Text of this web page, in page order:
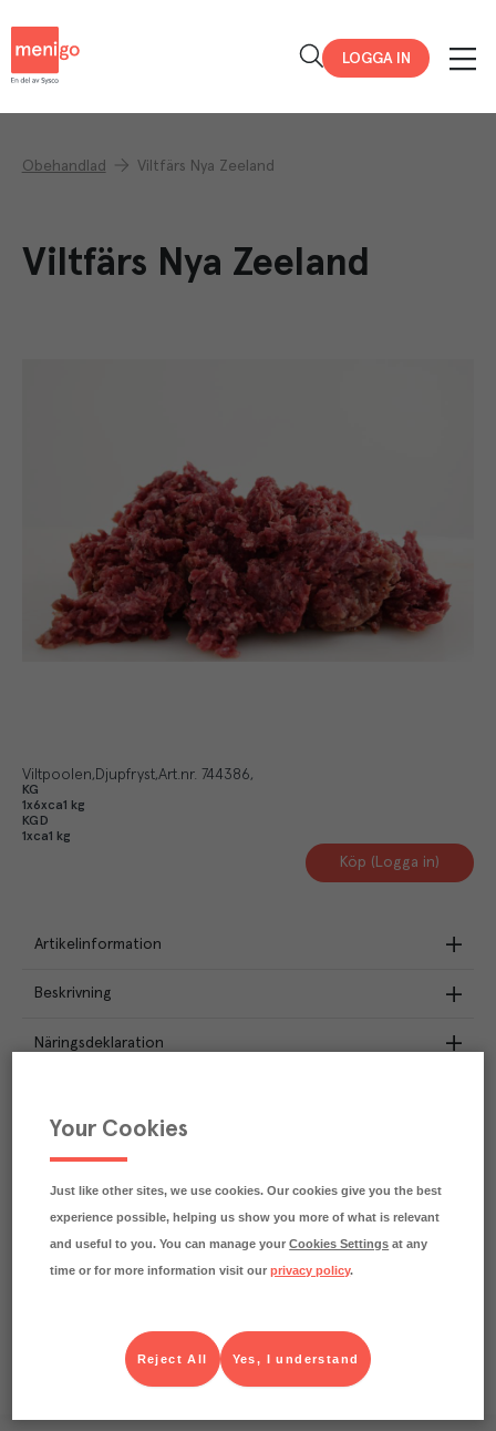
LOGGA IN
Obehandlad Viltfärs Nya Zeeland
Viltfärs Nya Zeeland
Viltpoolen Djupfryst Art.nr. 744386
KG
1x6xca1 kg
KGD
1xca1 kg
Köp (Logga in)
Artikelinformation
Beskrivning
Näringsdeklaration
CO₂e/kg
utsläppen av 10.5 kg koldioxid.
Läs mer om hur vi beräknar klimatavtryck
Your Cookies
Just like other sites, we use cookies. Our cookies give you the best
experience possible, helping us show you more of what is relevant
and useful to you. You can manage yourCookies Settings at any
time or for more information visit ourprivacy policy.
Yes, I understand
Reject All